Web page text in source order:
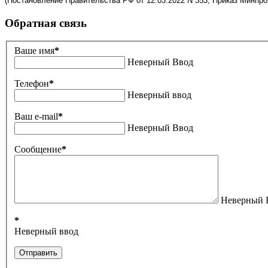
Обратная связь
Ваше имя*
Неверный Ввод
Телефон*
Неверный ввод
Ваш e-mail*
Неверный Ввод
Сообщение*
Неверный
*
Неверный ввод